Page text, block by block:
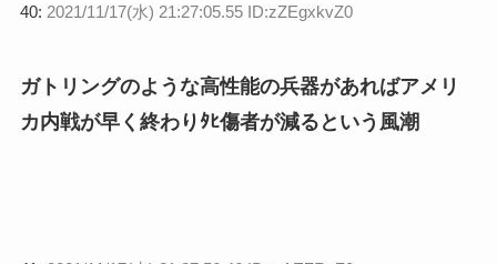
40: 2021/11/17(水) 21:27:05.55 ID:zZEgxkvZ0
ガトリングのような高性能の兵器があればアメリ
カ内戦が早く終わりﾀﾋ傷者が減るという風潮